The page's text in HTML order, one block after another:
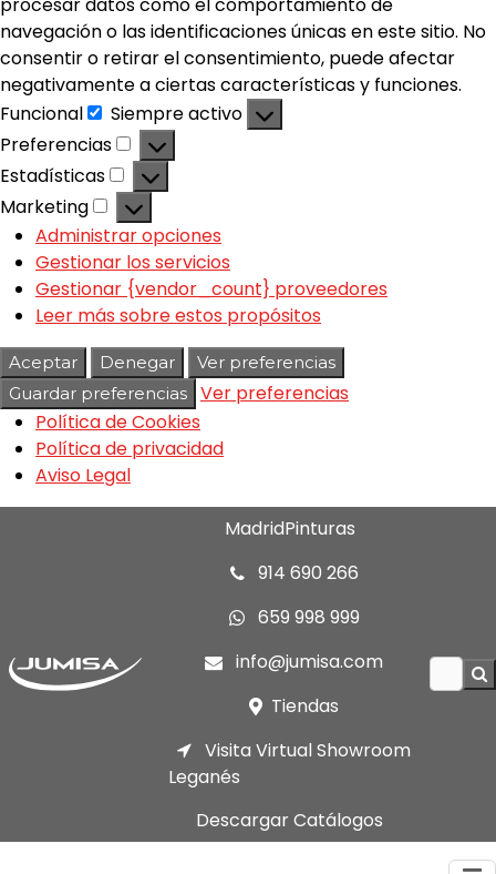
navegación o las identificaciones únicas en este sitio. No
consentir o retirar el consentimiento, puede afectar
negativamente a ciertas características y funciones.
Funcional
Siempre activo
Preferencias
Estadísticas
Marketing
Administrar opciones
Gestionar los servicios
Gestionar {vendor_count} proveedores
Leer más sobre estos propósitos
Aceptar Denegar
Ver preferencias
Guardar preferencias
Ver preferencias
Política de Cookies
Política de privacidad
Aviso Legal
MadridPinturas
914 690 266
659 998 999
info@jumisa.com
Tiendas
Visita Virtual Showroom
Leganés
Descargar Catálogos